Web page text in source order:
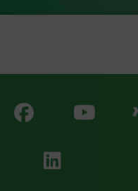
Zu unserer
Zu